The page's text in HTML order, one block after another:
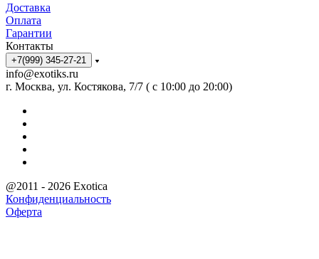
Доставка
Оплата
Гарантии
Контакты
+7(999) 345-27-21
info@exotiks.ru
г. Москва, ул. Костякова, 7/7 ( с 10:00 до 20:00)
@2011 - 2026 Exotica
Конфиденциальность
Оферта